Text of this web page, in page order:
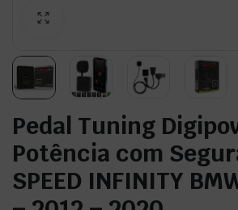
Pedal Tuning
Potência com
SPEED INFINITY